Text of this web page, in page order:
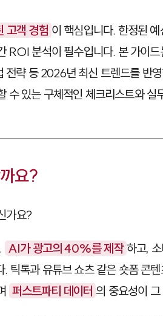
고객 경험 이 핵심입니다. 한정된
ROI 분석이 필수입니다. 본 가이
략 등 2026년 최신 트렌드를 반
수 있는 구체적인 체크리스트와 실
요?
가요?
AI가 광고의 40%를 제작 하고,
. 틱톡과 유튜브 쇼츠 같은 숏폼 콘
퍼스트파티 데이터 의 중요성이